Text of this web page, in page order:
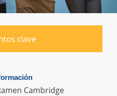
clave
Cambridge